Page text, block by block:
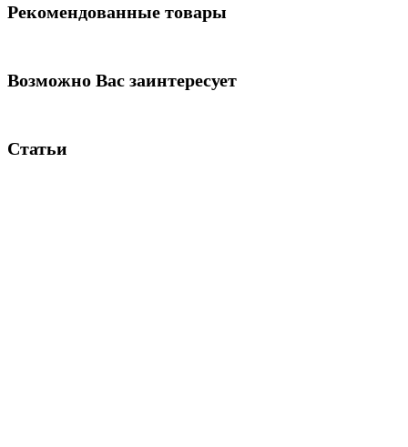
Рекомендованные товары
Возможно Вас заинтересует
Статьи